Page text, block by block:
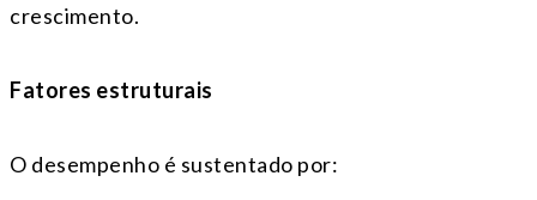
crescimento.
Fatores estruturais
O desempenho é sustentado por: